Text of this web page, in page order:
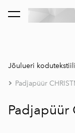
lisati ostukorvi.
Jõulueri
Padjapüür
Padjapüür